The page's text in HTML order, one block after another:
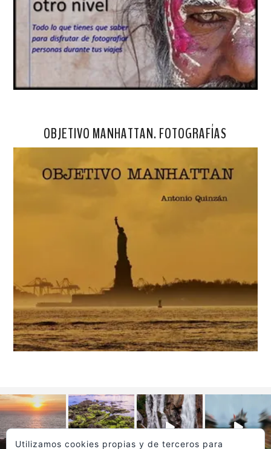
OBJETIVO MANHATTAN. FOTOGRAFÍAS
Utilizamos cookies propias y de terceros para